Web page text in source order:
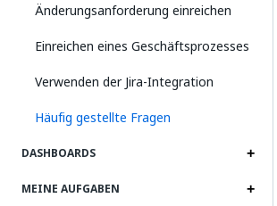
Änderungsanforderung einreichen
Einreichen eines Geschäftsprozesses
Verwenden der Jira-Integration
Häufig gestellte Fragen
DASHBOARDS
MEINE AUFGABEN